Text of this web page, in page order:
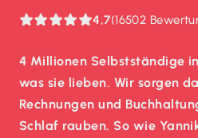
4,7(16502
4 Millionen Selbstständige
was sie lieben. Wir sorgen
Rechnungen und
Schlaf rauben. So wie